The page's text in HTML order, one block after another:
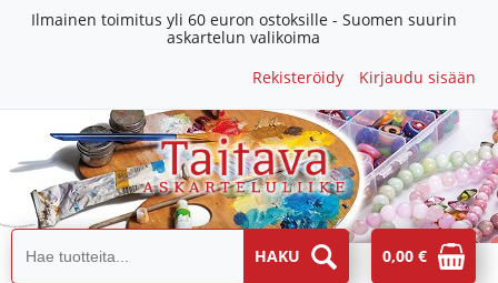
Ilmainen toimitus yli 60 euron ostoksille - Suomen suurin
askartelun valikoima
Rekisteröidy
Kirjaudu sisään
0,00 €